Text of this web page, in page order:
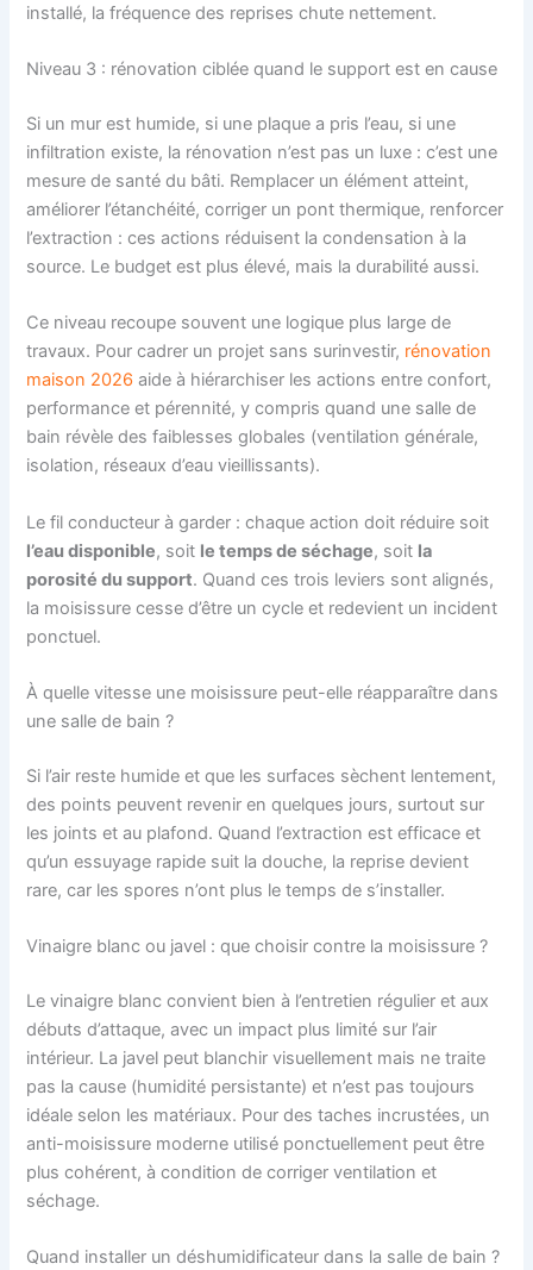
installé, la fréquence des reprises chute nettement.
Niveau 3 : rénovation ciblée quand le support est en cause
Si un mur est humide, si une plaque a pris l’eau, si une
infiltration existe, la rénovation n’est pas un luxe : c’est une
mesure de santé du bâti. Remplacer un élément atteint,
améliorer l’étanchéité, corriger un pont thermique, renforcer
l’extraction : ces actions réduisent la condensation à la
source. Le budget est plus élevé, mais la durabilité aussi.
Ce niveau recoupe souvent une logique plus large de
travaux. Pour cadrer un projet sans surinvestir, rénovation
maison 2026 aide à hiérarchiser les actions entre confort,
performance et pérennité, y compris quand une salle de
bain révèle des faiblesses globales (ventilation générale,
isolation, réseaux d’eau vieillissants).
Le fil conducteur à garder : chaque action doit réduire soit
l’eau disponible, soit le temps de séchage, soit la
porosité du support. Quand ces trois leviers sont alignés,
la moisissure cesse d’être un cycle et redevient un incident
ponctuel.
À quelle vitesse une moisissure peut-elle réapparaître dans
une salle de bain ?
Si l’air reste humide et que les surfaces sèchent lentement,
des points peuvent revenir en quelques jours, surtout sur
les joints et au plafond. Quand l’extraction est efficace et
qu’un essuyage rapide suit la douche, la reprise devient
rare, car les spores n’ont plus le temps de s’installer.
Vinaigre blanc ou javel : que choisir contre la moisissure ?
Le vinaigre blanc convient bien à l’entretien régulier et aux
débuts d’attaque, avec un impact plus limité sur l’air
intérieur. La javel peut blanchir visuellement mais ne traite
pas la cause (humidité persistante) et n’est pas toujours
idéale selon les matériaux. Pour des taches incrustées, un
anti-moisissure moderne utilisé ponctuellement peut être
plus cohérent, à condition de corriger ventilation et
séchage.
Quand installer un déshumidificateur dans la salle de bain ?